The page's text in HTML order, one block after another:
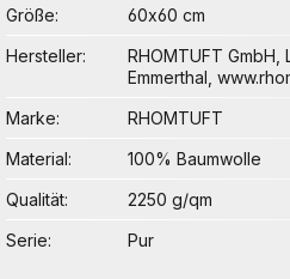
Größe
60x60 cm
Hersteller
RHOMTUFT GmbH,
Emmerthal,
Marke
RHOMTUFT
Material
100% Baumwolle
Qualität
2250 g/qm
Serie
Pur